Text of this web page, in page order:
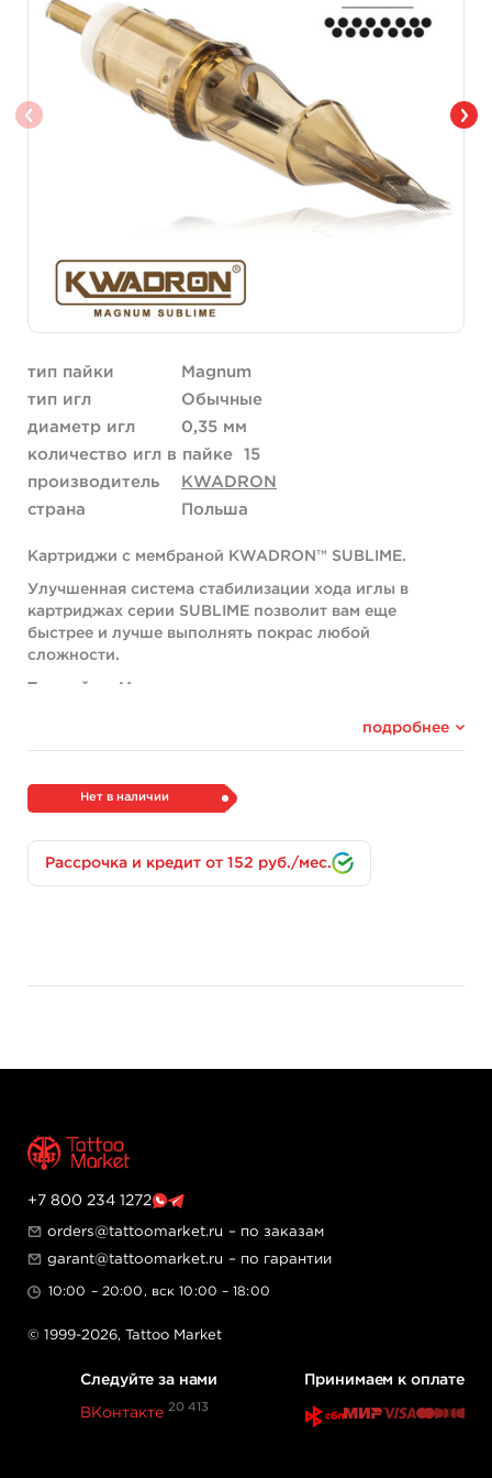
тип пайки
Magnum
тип игл
Обычные
диаметр игл
0,35 мм
количество игл в пайке
15
производитель
KWADRON
страна
Польша
Картриджи с мембраной KWADRON™ SUBLIME.
Улучшенная система стабилизации хода иглы в
картриджах серии SUBLIME позволит вам еще
быстрее и лучше выполнять покрас любой
сложности.
Тип пайки: Magnum
Диаметр игл:0,35мм
Рекомендованы для: плотного покраса и теневых
работ.
Ограничений по работе c тату машинами: нет.
Корпус картриджа изготовлен из медицинского
В коробке 20 шт.
подробнее
Нет в наличии
Рассрочка и кредит от 152 руб./мес.
+7 800 234 1272
orders@tattoomarket.ru – по заказам
garant@tattoomarket.ru – по гарантии
10:00 – 20:00, вск 10:00 – 18:00
© 1999-2026, Tattoo Market
Следуйте за нами
ВКонтакте 20 413
Принимаем к оплате